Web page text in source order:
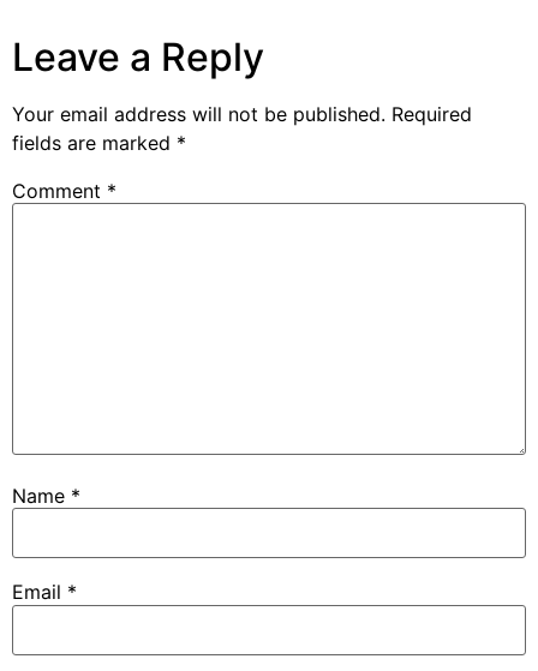
Leave a Reply
Your email address will not be published. Required
fields are marked *
Comment *
Name *
Email *